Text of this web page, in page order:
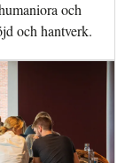
och
och hantverk.